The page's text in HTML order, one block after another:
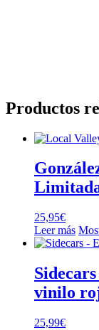
Productos
25,95€
Leer más
vinilo
25,99€